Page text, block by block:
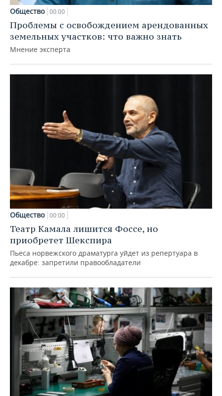
Общество 00:00
Проблемы с освобождением арендованных
земельных участков: что важно знать
Мнение эксперта
Общество 00:00
Театр Камала лишится Фоссе, но
приобретет Шекспира
Пьеса норвежского драматурга уйдет из репертуара в
декабре: запретили правообладатели